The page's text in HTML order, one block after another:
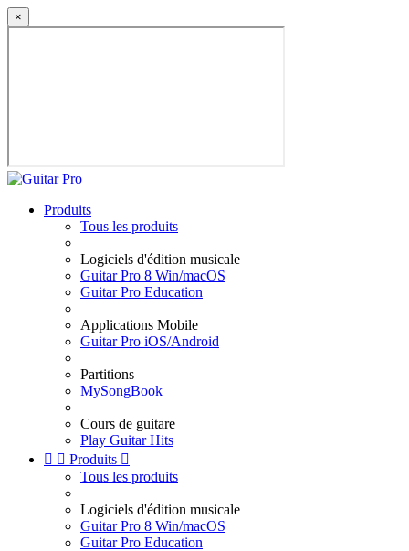
×
Produits
Tous les produits
Logiciels d'édition musicale
Guitar Pro 8 Win/macOS
Guitar Pro Education
Applications Mobile
Guitar Pro iOS/Android
Partitions
MySongBook
Cours de guitare
Play Guitar Hits
  Produits 
Tous les produits
Logiciels d'édition musicale
Guitar Pro 8 Win/macOS
Guitar Pro Education